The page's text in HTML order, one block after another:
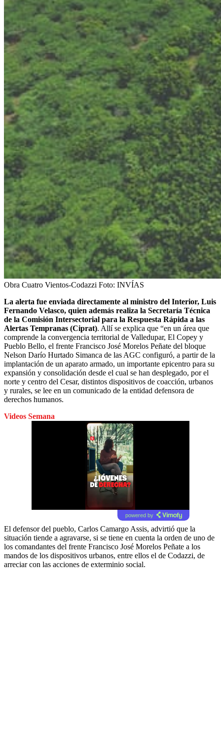
Obra Cuatro Vientos-Codazzi Foto: INVÍAS
La alerta fue enviada directamente al ministro del Interior, Luis
Fernando Velasco, quien además realiza la Secretaría Técnica
de la Comisión Intersectorial para la Respuesta Rápida a las
Alertas Tempranas (Ciprat). Allí se explica que “en un área que
comprende la convergencia territorial de Valledupar, El Copey y
Pueblo Bello, el frente Francisco José Morelos Peñate del bloque
Nelson Darío Hurtado Simanca de las AGC configuró, a partir de la
implantación de un aparato armado, un importante epicentro para su
expansión y consolidación desde el cual se han desplegado, por el
norte y centro del Cesar, distintos dispositivos de coacción, urbanos
y rurales, se lee en un comunicado de la entidad defensora de
derechos humanos.
Videos Semana
powered by
El defensor del pueblo, Carlos Camargo Assis, advirtió que la
situación tiende a agravarse, si se tiene en cuenta la orden de uno de
los comandantes del frente Francisco José Morelos Peñate a los
mandos de los dispositivos urbanos, entre ellos el de Codazzi, de
arreciar con las acciones de exterminio social.